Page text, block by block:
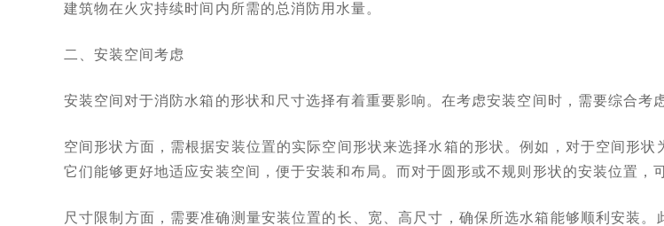
建筑物在火灾持续时间内所需的总消防用水量。
二、安装空间考虑
安装空间对于消防水箱的形状和尺寸选择有着重要影响。在考虑安装空间时，需要综合考
空间形状方面，需根据安装位置的实际空间形状来选择水箱的形状。例如，对于空间形
它们能够更好地适应安装空间，便于安装和布局。而对于圆形或不规则形状的安装位置，
尺寸限制方面，需要准确测量安装位置的长、宽、高尺寸，确保所选水箱能够顺利安装